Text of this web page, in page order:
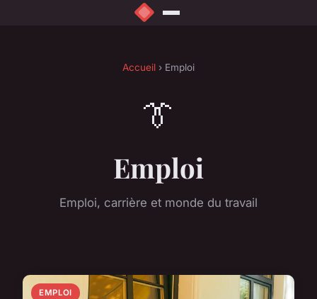
Accueil › Emploi
👔
Emploi
Emploi, carrière et monde du travail
EMPLOI